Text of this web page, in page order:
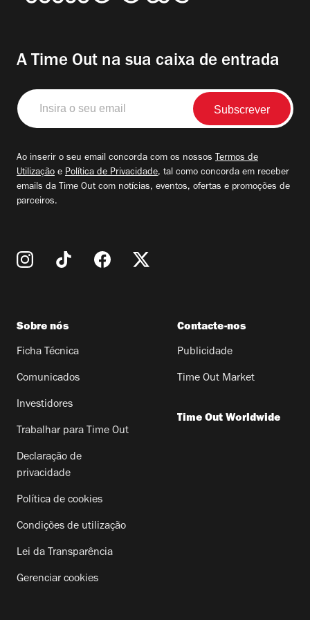
A Time Out na sua caixa de entrada
Insira
o
seu
Ao inserir o seu email concorda com os nossos Termos de
Utilização e Política de Privacidade, tal como concorda em receber
emails da Time Out com notícias, eventos, ofertas e promoções de
parceiros.
Sobre nós
Ficha Técnica
Comunicados
Investidores
Trabalhar para Time Out
Declaração de
privacidade
Política de cookies
Condições de utilização
Lei da Transparência
Gerenciar cookies
Contacte-nos
Publicidade
Time Out Market
Time Out Worldwide